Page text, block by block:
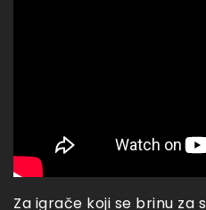
Za igrače koji se brinu za